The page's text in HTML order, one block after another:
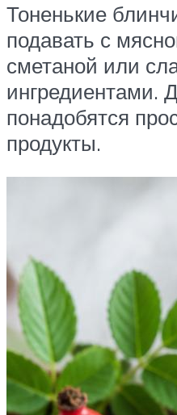
Тоненькие
подавать с
сметаной или
ингредиентами.
понадобятся
продукты.